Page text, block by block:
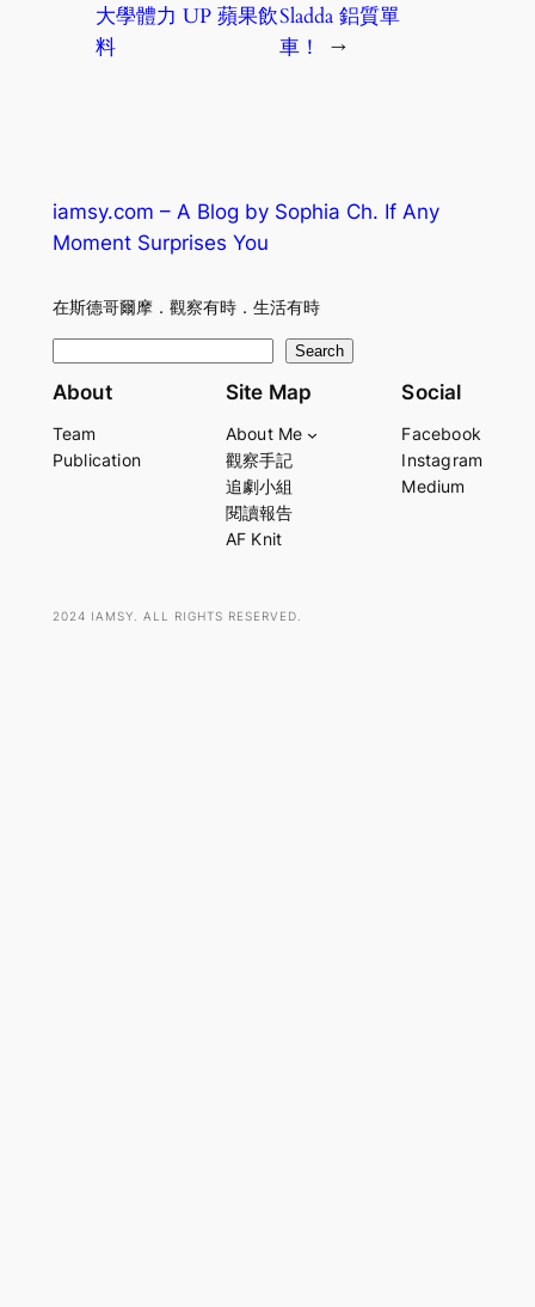
大學體力 UP 蘋果飲
料
Sladda 鋁質單
車！
→
iamsy.com – A Blog by Sophia Ch. If Any
Moment Surprises You
在斯德哥爾摩．觀察有時．生活有時
e
r
Search
About
Team
Publication
Site Map
About Me
觀察手記
追劇小組
閱讀報告
AF Knit
Social
Facebook
Instagram
Medium
2024 IAMSY. ALL RIGHTS RESERVED.